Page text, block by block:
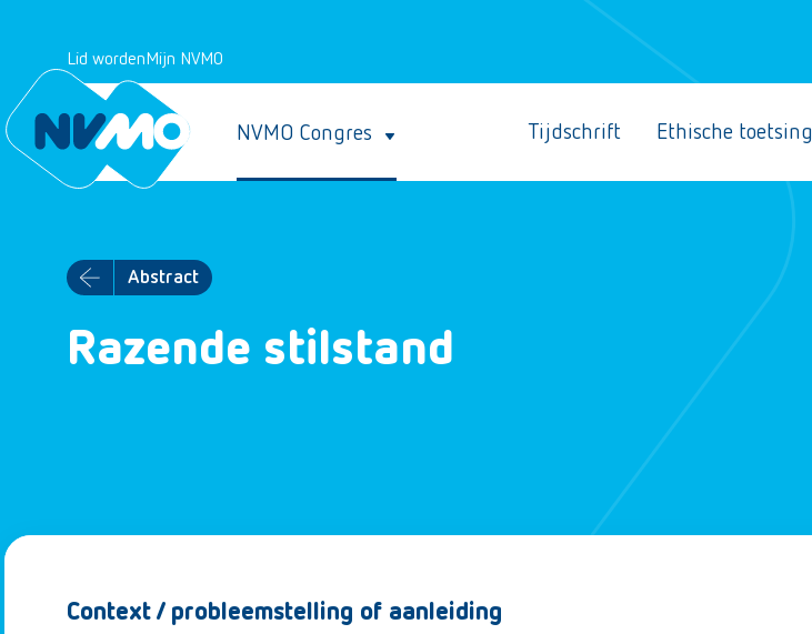
Lid wordenMijn NVMO
NVMO Congres Tijdschrift Ethische toetsing
Abstract
Razende stilstand
Context / probleemstelling of aanleiding